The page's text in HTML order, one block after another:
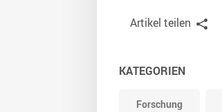
Artikel teilen
KATEGORIEN
Forschung